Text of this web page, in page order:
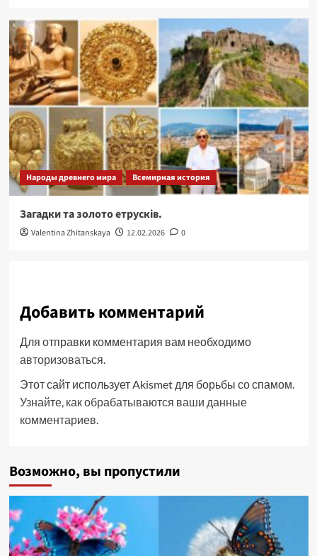
Народы древнего мира Всемирная история
Загадки та золото етрусків.
Valentina Zhitanskaya 12.02.2026 0
Добавить комментарий
Для отправки комментария вам необходимо
авторизоваться
Этот сайт использует Akismet для борьбы со спамом.
Узнайте, как обрабатываются ваши данные
комментариев
Возможно, вы пропустили